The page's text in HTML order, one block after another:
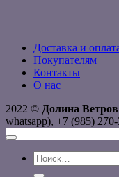
Доставка и
Покупателям
Контакты
О нас
2022 © Долина Ветров
whatsapp), +7 (985)
Искать: